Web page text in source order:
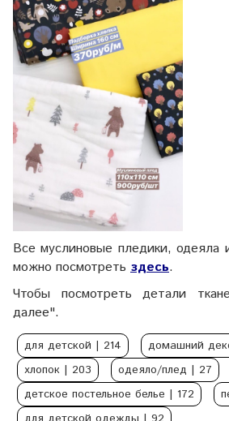
Все муслиновые пледики, одеяла
можно посмотреть здесь.
Чтобы посмотреть детали
далее".
для детской | 214 домашний
хлопок | 203 одеяло/плед | 27
детское постельное белье | 172